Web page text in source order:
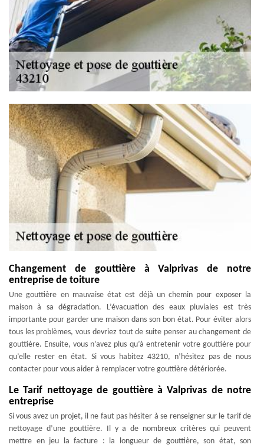
Changement de gouttière à Valprivas de notre
entreprise de toiture
Une gouttière en mauvaise état est déjà un chemin pour exposer la
maison à sa dégradation. L’évacuation des eaux pluviales est très
importante pour garder une maison dans son bon état. Pour éviter alors
tous les problèmes, vous devriez tout de suite penser au changement de
gouttière. Ensuite, vous n’avez plus qu’à entretenir votre gouttière pour
qu’elle rester en état. Si vous habitez 43210, n’hésitez pas de nous
contacter pour vous aider à remplacer votre gouttière détériorée.
Le Tarif nettoyage de gouttière à Valprivas de notre
entreprise
Si vous avez un projet, il ne faut pas hésiter à se renseigner sur le tarif de
nettoyage d’une gouttière. Il y a de nombreux critères qui peuvent
mettre en jeu la facture : la longueur de gouttière, son état, son